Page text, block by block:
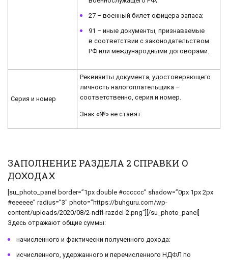
27 – военный билет офицера запаса;
91 – иные документы, признаваемые
в соответствии с законодательством
РФ или международными договорами.
Серия и номер
Реквизиты документа, удостоверяющего
личность налогоплательщика –
соответственно, серия и номер.
Знак «№» не ставят.
ЗАПОЛНЕНИЕ РАЗДЕЛА 2 СПРАВКИ О
ДОХОДАХ
[su_photo_panel border=”1px double #cccccc” shadow=”0px 1px 2px
#eeeeee” radius=”3″ photo=”https://buhguru.com/wp-
content/uploads/2020/08/2-ndfl-razdel-2.png”][/su_photo_panel]
Здесь отражают общие суммы:
начисленного и фактически полученного дохода;
исчисленного, удержанного и перечисленного НДФЛ по